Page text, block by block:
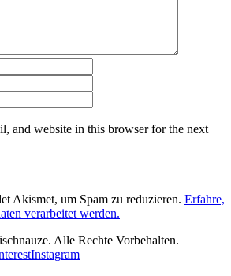
and website in this browser for the next
Akismet, um Spam zu reduzieren. Erfahre,
verarbeitet werden.
Alle Rechte Vorbehalten.
Instagram